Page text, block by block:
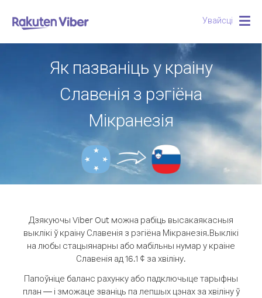
Увайсці
Як пазваніць у краіну
Славенія з рэгіёна
Мікранезія
Дзякуючы Viber Out можна рабіць высакаякасныя
выклікі ў краіну Славенія з рэгіёна Мікранезія.Выклікі
на любы стацыянарны або мабільны нумар у краіне
Славенія ад 16.1 ¢ за хвіліну.
Папоўніце баланс рахунку або падключыце тарыфны
план — і зможаце званіць па лепшых цэнах за хвіліну ў